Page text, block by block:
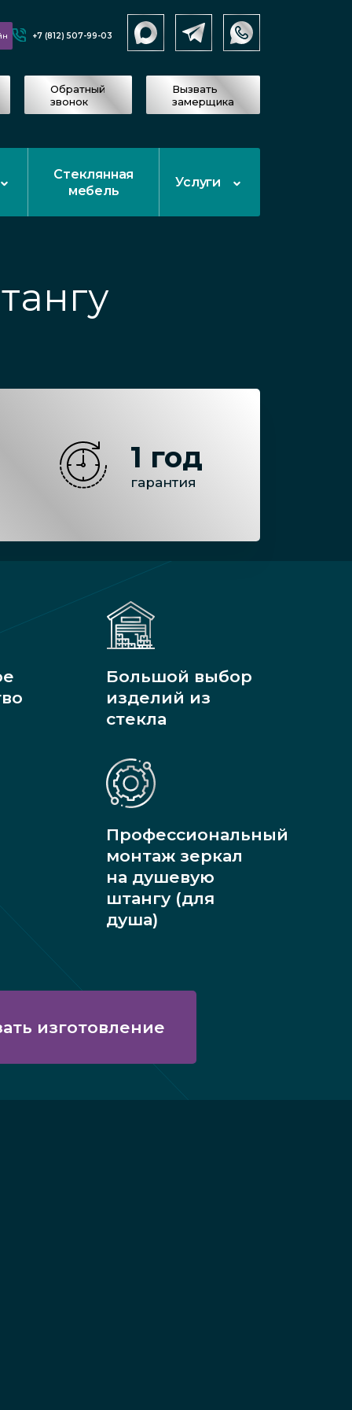
+7 (812) 507-99-03
Обратный
звонок
Вызвать
замерщика
Стеклянная
мебель
Услуги
1 год
гарантия
Большой выбор
изделий из
стекла
Профессиональный
монтаж зеркал
на душевую
штангу (для
душа)
изготовление